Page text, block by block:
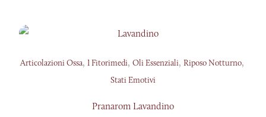
Articolazioni Ossa, I Fitorimedi, Oli Essenziali, Riposo Notturno,
Stati Emotivi
Pranarom Lavandino